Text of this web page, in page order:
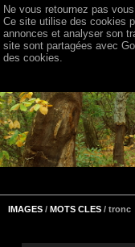
IMAGES / MOTS CLES / tronc
Ne vous retournez pas
Ce site utilise des cookies
annonces et analyser son
site sont partagées avec
des cookies.